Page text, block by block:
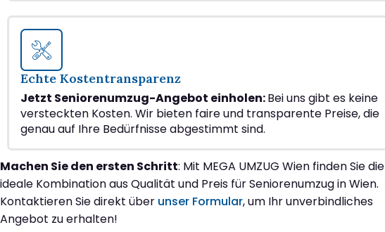
Echte Kostentransparenz
Jetzt Seniorenumzug-Angebot einholen:Bei uns gibt es keine
versteckten Kosten. Wir bieten faire und transparente Preise, die
genau auf Ihre Bedürfnisse abgestimmt sind.
Machen Sie den ersten Schritt: Mit MEGA UMZUG Wien finden Sie die
ideale Kombination aus Qualität und Preis für Seniorenumzug in Wien.
Kontaktieren Sie direkt über unser Formular, um Ihr unverbindliches
Angebot zu erhalten!